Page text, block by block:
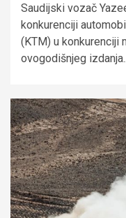
Saudijski vozač
konkurenciji
(KTM) u konkurenciji
ovogodišnjeg